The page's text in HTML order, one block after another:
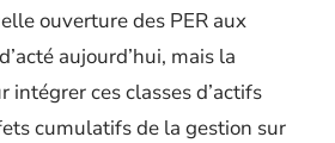
ouverture des PER aux
aujourd’hui, mais la
intégrer ces classes d’actifs
cumulatifs de la gestion sur